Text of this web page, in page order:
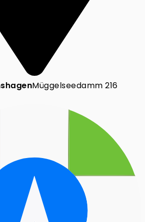
Müggelseedamm 216